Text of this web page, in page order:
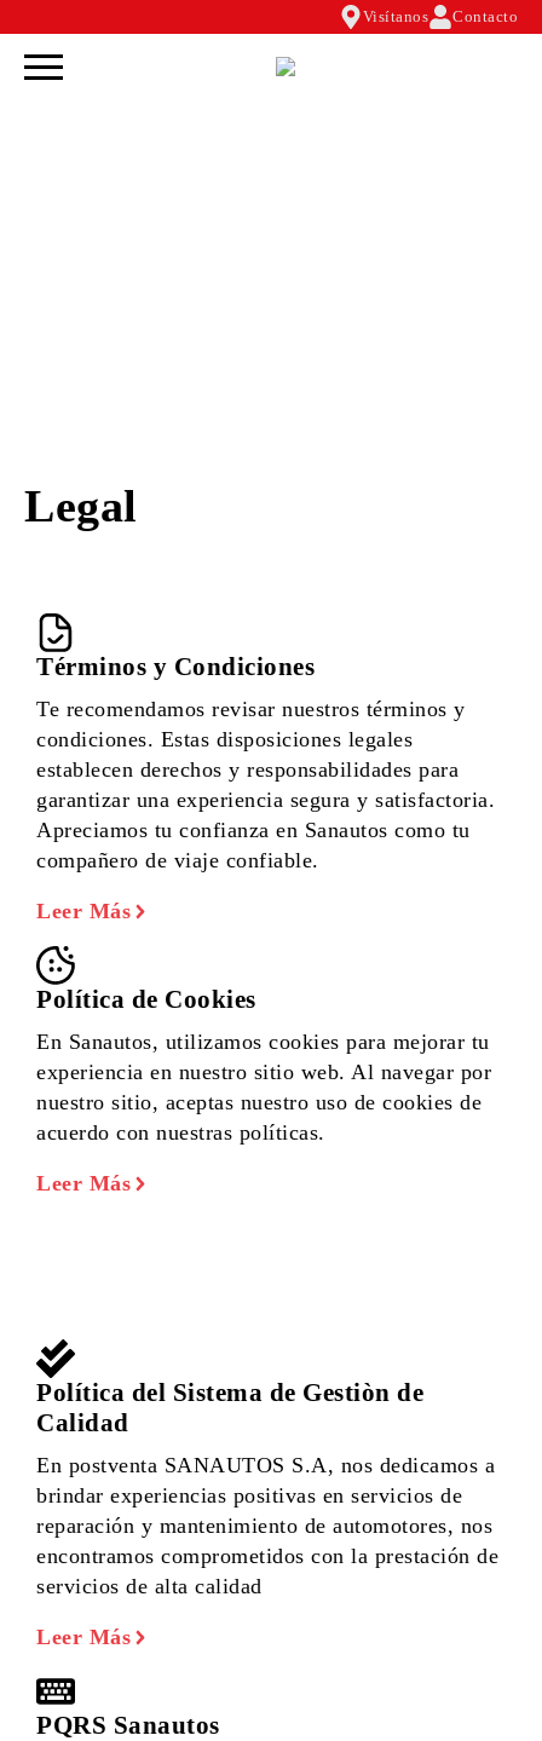
Visítanos Contacto
Legal
Términos y Condiciones
Te recomendamos revisar nuestros términos y
condiciones. Estas disposiciones legales
establecen derechos y responsabilidades para
garantizar una experiencia segura y satisfactoria.
Apreciamos tu confianza en Sanautos como tu
compañero de viaje confiable.
Leer Más
Política de Cookies
En Sanautos, utilizamos cookies para mejorar tu
experiencia en nuestro sitio web. Al navegar por
nuestro sitio, aceptas nuestro uso de cookies de
acuerdo con nuestras políticas.
Leer Más
Política del Sistema de Gestiòn de
Calidad
En postventa SANAUTOS S.A, nos dedicamos a
brindar experiencias positivas en servicios de
reparación y mantenimiento de automotores, nos
encontramos comprometidos con la prestación de
servicios de alta calidad
Leer Más
PQRS Sanautos